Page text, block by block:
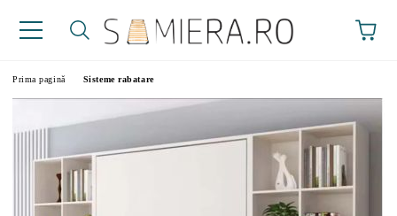
Prima pagină Sisteme rabatare